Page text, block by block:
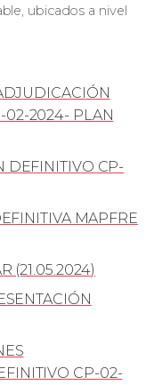
ubicados a nivel
02-2024- PLAN
DEFINITIVO CP-
MAPFRE
(21.05.2024)
CP-02-